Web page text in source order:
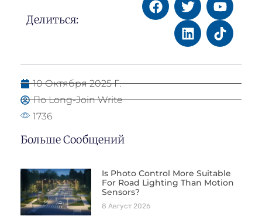
Делиться:
10 Октября 2025 Г.
По Long-Join Write
1736
Больше Сообщений
Is Photo Control More Suitable
For Road Lighting Than Motion
Sensors?
8 Август 2026